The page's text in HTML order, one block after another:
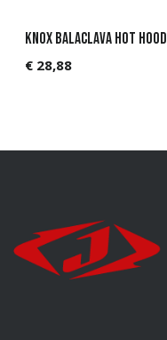
KNOX Balaclava Hot hood
€ 28,88